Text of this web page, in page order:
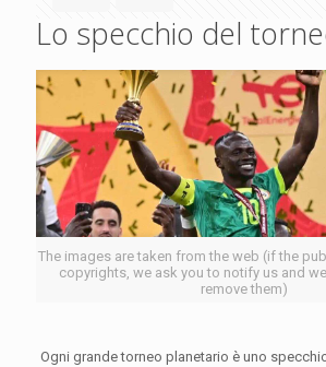
Lo specchio del
The images are taken from the web (if the
copyrights, we ask you to notify us and
remove them)
Ogni grande torneo planetario è uno